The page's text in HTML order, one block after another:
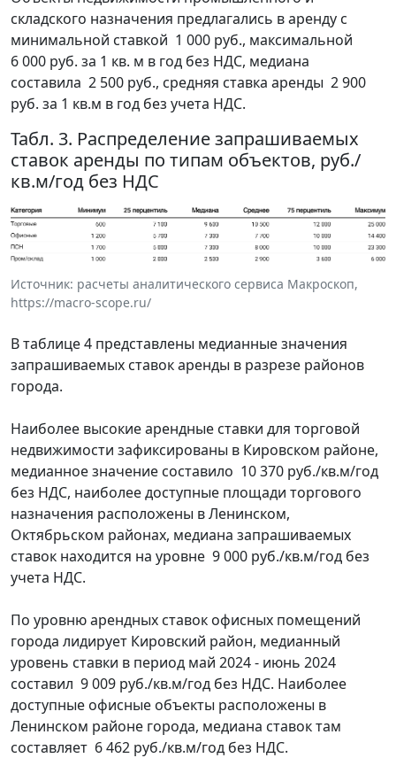
складского назначения предлагались в аренду с
минимальной ставкой 1 000 руб., максимальной
6 000 руб. за 1 кв. м в год без НДС, медиана
составила 2 500 руб., средняя ставка аренды 2 900
руб. за 1 кв.м в год без учета НДС.
Табл. 3. Распределение запрашиваемых
ставок аренды по типам объектов, руб./
кв.м/год без НДС
Источник: расчеты аналитического сервиса Макроскоп,
https://macro-scope.ru/
В таблице 4 представлены медианные значения
запрашиваемых ставок аренды в разрезе районов
города.
Наиболее высокие арендные ставки для торговой
недвижимости зафиксированы в Кировском районе,
медианное значение составило 10 370 руб./кв.м/год
без НДС, наиболее доступные площади торгового
назначения расположены в Ленинском,
Октябрьском районах, медиана запрашиваемых
ставок находится на уровне 9 000 руб./кв.м/год без
учета НДС.
По уровню арендных ставок офисных помещений
города лидирует Кировский район, медианный
уровень ставки в период май 2024 - июнь 2024
составил 9 009 руб./кв.м/год без НДС. Наиболее
доступные офисные объекты расположены в
Ленинском районе города, медиана ставок там
составляет 6 462 руб./кв.м/год без НДС.